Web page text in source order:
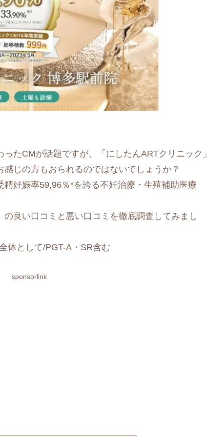
たCMが話題ですが、「にしたんARTクリニック」
じの方もおられるのではないでしょうか？
精妊娠率59,96％*を誇る不妊治療・生殖補助医療
の良い口コミと悪い口コミを徹底調査してみまし
体として/PGT-A・SR含む
sponsorlink